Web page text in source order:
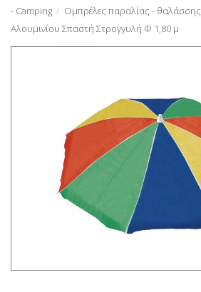
- Camping
Ομπρέλες παραλίας - θαλάσσης
Αλουμινίου Σπαστή Στρογγυλή Φ 1,80 μ